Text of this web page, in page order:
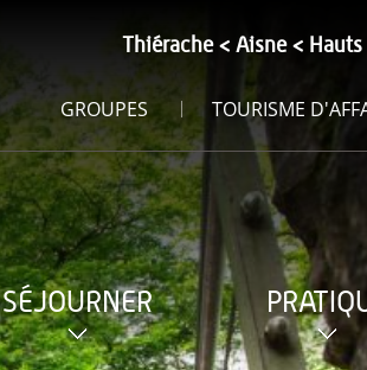
Thiérache Aisne
GROUPES TOURISME
SÉJOURNER